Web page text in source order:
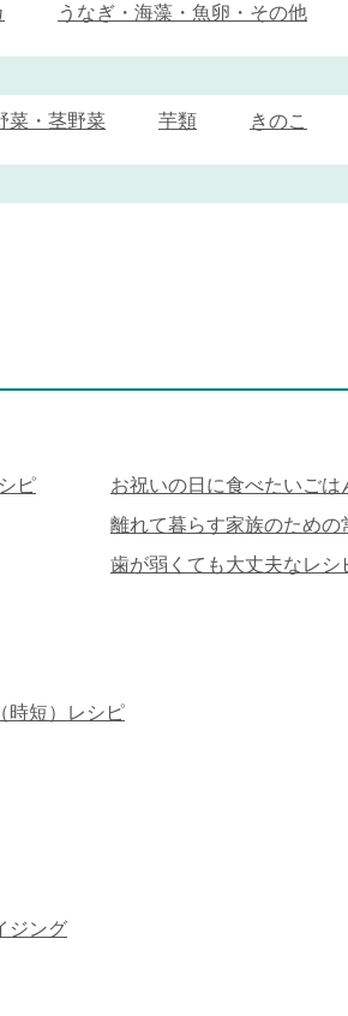
うなぎ・海藻・魚卵・その他
菜・茎野菜 芋類 きのこ
ピ
お祝いの日に食べたいごは
離れて暮らす家族のための
歯が弱くても大丈夫なレシ
時短）レシピ
ジング